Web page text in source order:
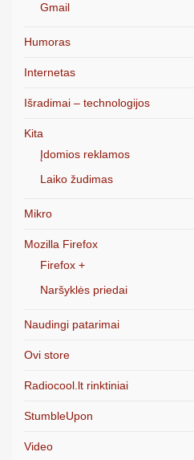
Gmail
Humoras
Internetas
Išradimai – technologijos
Kita
Įdomios reklamos
Laiko žudimas
Mikro
Mozilla Firefox
Firefox +
Naršyklės priedai
Naudingi patarimai
Ovi store
Radiocool.lt rinktiniai
StumbleUpon
Video